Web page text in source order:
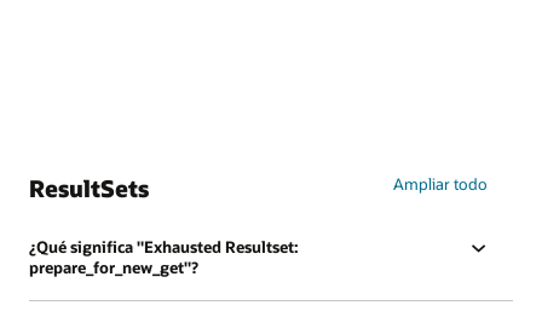
ResultSets Ampliar todo
¿Qué significa "Exhausted Resultset:
prepare_for_new_get"?